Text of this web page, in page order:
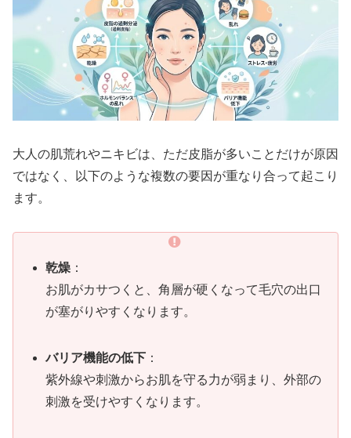
大人の肌荒れやニキビは、ただ皮脂が多いことだけが原因
ではなく、以下のような複数の要因が重なり合って起こり
ます。
乾燥 ：
お肌がカサつくと、角層が硬くなって毛穴の出口
が塞がりやすくなります。
バリア機能の低下 ：
紫外線や刺激からお肌を守る力が弱まり、外部の
刺激を受けやすくなります。